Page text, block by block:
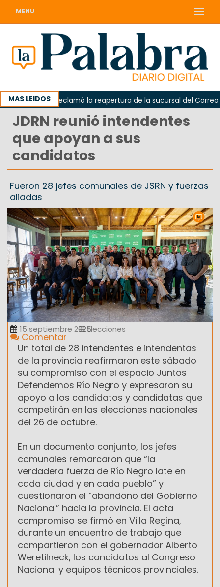
MENU
MAS LEIDOS
Odarda reclamó la reapertura de la sucursal del Correo
JDRN reunió intendentes
que apoyan a sus
candidatos
Fueron 28 jefes comunales de JSRN y fuerzas
aliadas
15 septiembre 2025Elecciones
Comentar
Un total de 28 intendentes e intendentas
de la provincia reafirmaron este sábado
su compromiso con el espacio Juntos
Defendemos Río Negro y expresaron su
apoyo a los candidatos y candidatas que
competirán en las elecciones nacionales
del 26 de octubre.
En un documento conjunto, los jefes
comunales remarcaron que “la
verdadera fuerza de Río Negro late en
cada ciudad y en cada pueblo” y
cuestionaron el “abandono del Gobierno
Nacional” hacia la provincia. El acta
compromiso se firmó en Villa Regina,
durante un encuentro de trabajo que
compartieron con el gobernador Alberto
Weretilneck, los candidatos al Congreso
Nacional y equipos técnicos provinciales.